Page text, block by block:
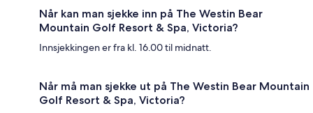
Når kan man sjekke inn på The Westin Bear
Mountain Golf Resort & Spa, Victoria?
Innsjekkingen er fra kl. 16.00 til midnatt.
Når må man sjekke ut på The Westin Bear Mountain
Golf Resort & Spa, Victoria?